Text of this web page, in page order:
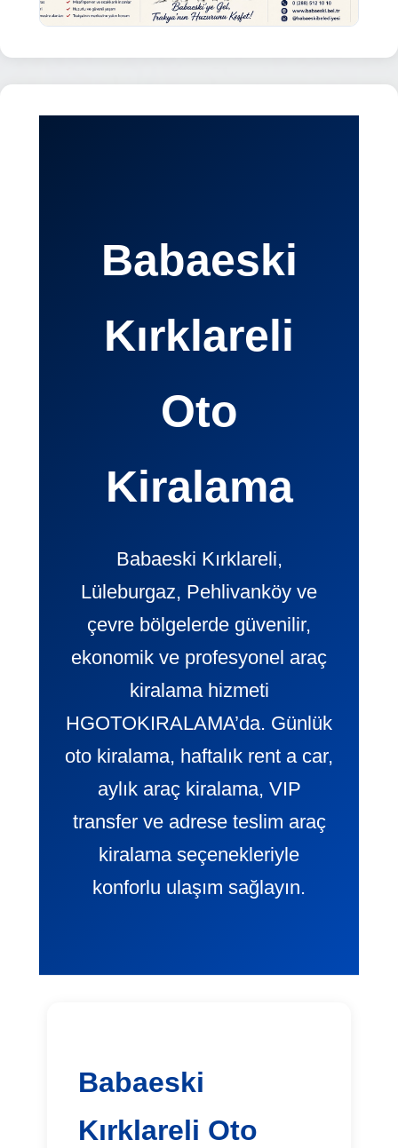
Babaeski
Kırklareli
Oto
Kiralama
Babaeski Kırklareli,
Lüleburgaz, Pehlivanköy ve
çevre bölgelerde güvenilir,
ekonomik ve profesyonel araç
kiralama hizmeti
HGOTOKIRALAMA’da. Günlük
oto kiralama, haftalık rent a car,
aylık araç kiralama, VIP
transfer ve adrese teslim araç
kiralama seçenekleriyle
konforlu ulaşım sağlayın.
Babaeski
Kırklareli Oto